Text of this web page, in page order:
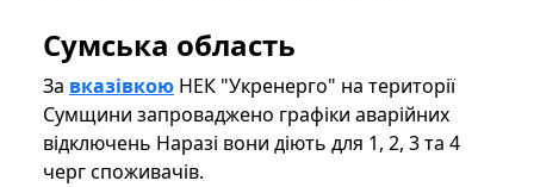
Сумська область
​​​​​​​За вказівкою НЕК "Укренерго" на території
Сумщини запроваджено графіки аварійних
відключень Наразі вони діють для 1, 2, 3 та 4
черг споживачів.